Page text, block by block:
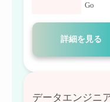
Go
詳細を見る
データエンジニ